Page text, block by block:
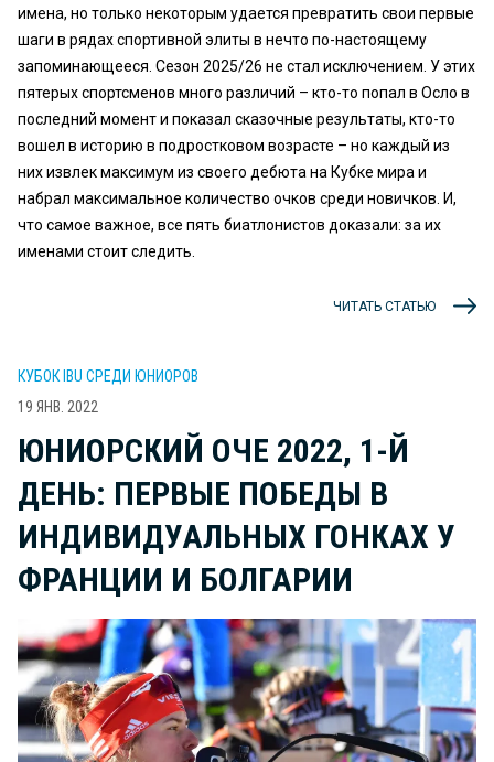
имена, но только некоторым удается превратить свои первые
шаги в рядах спортивной элиты в нечто по-настоящему
запоминающееся. Сезон 2025/26 не стал исключением. У этих
пятерых спортсменов много различий – кто-то попал в Осло в
последний момент и показал сказочные результаты, кто-то
вошел в историю в подростковом возрасте – но каждый из
них извлек максимум из своего дебюта на Кубке мира и
набрал максимальное количество очков среди новичков. И,
что самое важное, все пять биатлонистов доказали: за их
именами стоит следить.
ЧИТАТЬ СТАТЬЮ
КУБОК IBU СРЕДИ ЮНИОРОВ
19 ЯНВ. 2022
ЮНИОРСКИЙ ОЧЕ 2022, 1-Й
ДЕНЬ: ПЕРВЫЕ ПОБЕДЫ В
ИНДИВИДУАЛЬНЫХ ГОНКАХ У
ФРАНЦИИ И БОЛГАРИИ